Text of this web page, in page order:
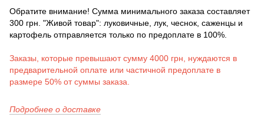
Обратите внимание! Сумма минимального заказа составляет
300 грн. "Живой товар": луковичные, лук, чеснок, саженцы и
картофель отправляется только по предоплате в 100%.
Заказы, которые превышают сумму 4000 грн, нуждаются в
предварительной оплате или частичной предоплате в
размере 50% от суммы заказа.
Подробнее о доставке